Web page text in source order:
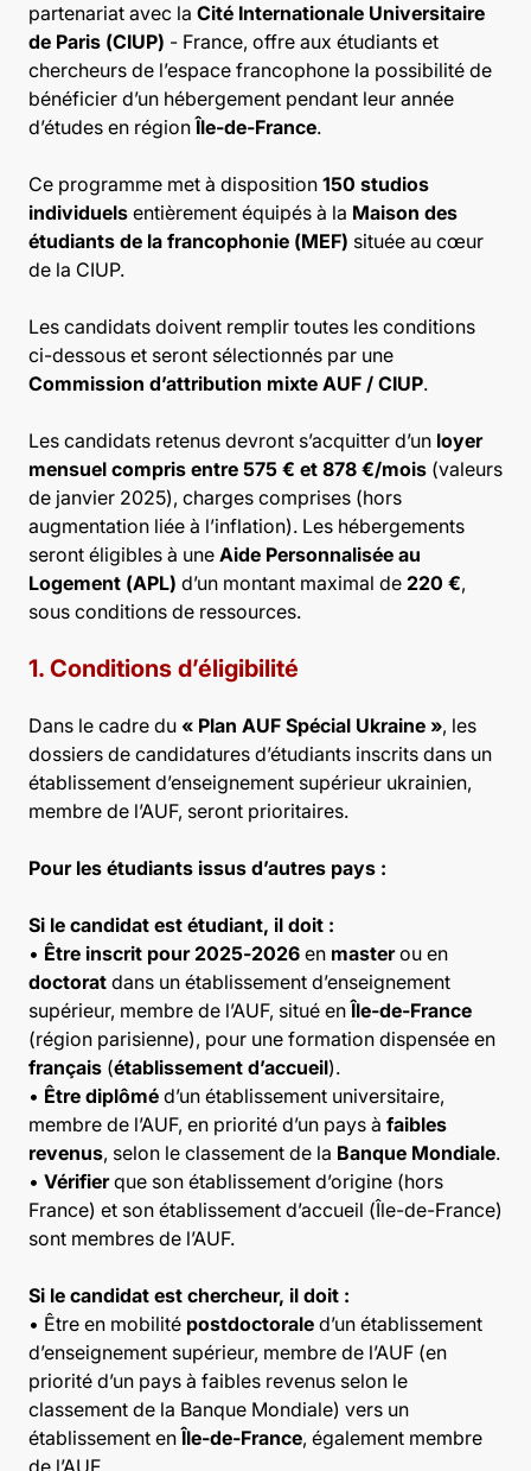
partenariat avec la Cité Internationale Universitaire
de Paris (CIUP) - France, offre aux étudiants et
chercheurs de l’espace francophone la possibilité de
bénéficier d’un hébergement pendant leur année
d’études en régionÎle-de-France.
Ce programme met à disposition 150 studios
individuels entièrement équipés à la Maison des
étudiants de la francophonie (MEF) située au cœur
de la CIUP.
Les candidats doivent remplir toutes les conditions
ci-dessous et seront sélectionnés par une
Commission d’attribution mixte AUF / CIUP.
Les candidats retenus devront s’acquitter d’un loyer
mensuel compris entre 575 € et 878 €/mois (valeurs
de janvier 2025), charges comprises (hors
augmentation liée à l’inflation). Les hébergements
seront éligibles à une Aide Personnalisée au
Logement (APL) d’un montant maximal de 220 €,
sous conditions de ressources.
1. Conditions d’éligibilité
Dans le cadre du « Plan AUF Spécial Ukraine », les
dossiers de candidatures d’étudiants inscrits dans un
établissement d’enseignement supérieur ukrainien,
membre de l’AUF, seront prioritaires.
Pour les étudiants issus d’autres pays :
Si le candidat est étudiant, il doit :
• Être inscrit pour 2025-2026 en masterou en
doctorat dans un établissement d’enseignement
supérieur, membre de l’AUF, situé enÎle-de-France
(région parisienne), pour une formation dispensée en
français (établissement d’accueil).
• Être diplômé d’un établissement universitaire,
membre de l’AUF, en priorité d’un pays à faibles
revenus, selon le classement de la Banque Mondiale.
• Vérifierque son établissement d’origine (hors
France) et son établissement d’accueil (Île-de-France)
sont membres de l’AUF.
Si le candidat est chercheur, il doit :
• Être en mobilité postdoctorale d’un établissement
d’enseignement supérieur, membre de l’AUF (en
priorité d’un pays à faibles revenus selon le
classement de la Banque Mondiale) vers un
établissement enÎle-de-France, également membre
de l’AUF.